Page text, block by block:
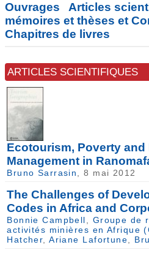
Ouvrages Articles
mémoires et thèses et
Chapitres de livres
ARTICLES SCIENTIFIQUES
Ecotourism, Poverty and
Management in
Bruno Sarrasin , 8 mai 2012
The Challenges of
Codes in Africa and
Bonnie Campbell
Groupe de
activités minières en Afrique
Hatcher ,Ariane Lafortune